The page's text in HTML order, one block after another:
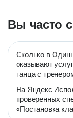
Вы часто
Сколько в
оказывают
танца с
На Яндекс
проверенных
«Постановка